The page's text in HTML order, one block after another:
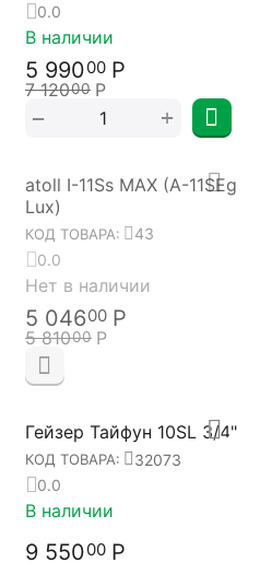
0.0
В наличии
5 99000 Р
7 12000 Р
+
−
atoll I-11Ss MAX (A-11SEg
Lux)
КОД ТОВАРА:
43
0.0
Нет в наличии
5 04600 Р
5 81000 Р
Гейзер Тайфун 10SL 3/4"
КОД ТОВАРА:
32073
0.0
В наличии
9 55000 Р